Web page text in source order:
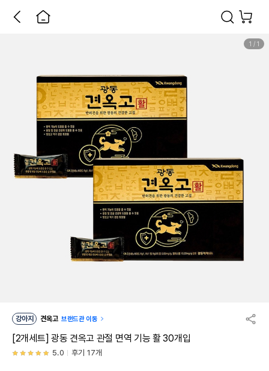
1 / 1
강아지 견옥고 브랜드관 이동
[2개세트] 광동 견옥고 관절 면역 기능 활 30개입
5.0 후기 17개